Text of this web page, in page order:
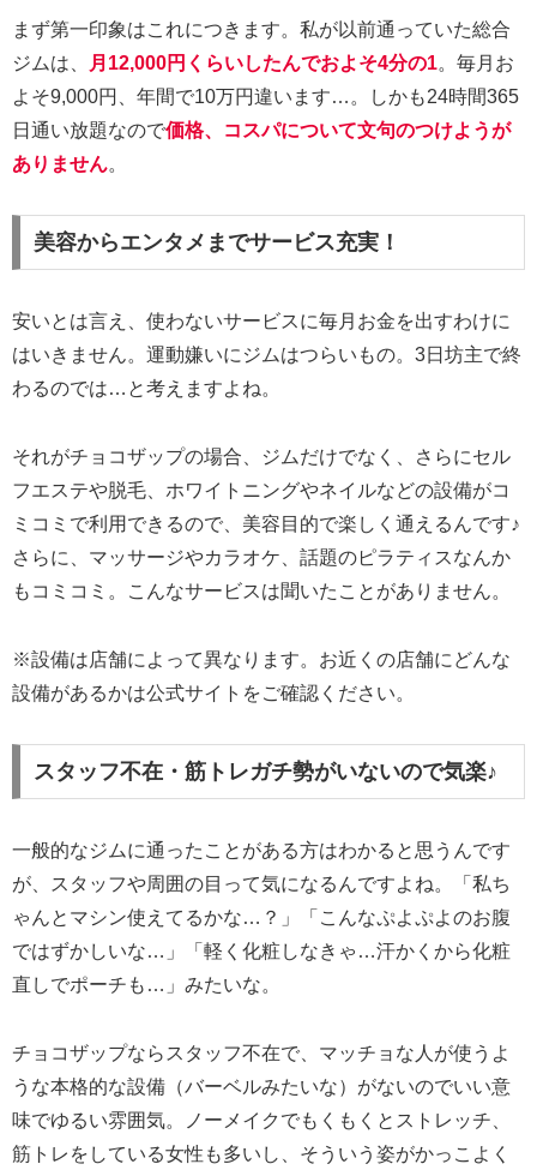
まず第一印象はこれにつきます。私が以前通っていた総合
ジムは、
月12,000円くらいしたんでおよそ4分の1。毎月お
よそ9,000円、年間で10万円違います…。しかも24時間365
日通い放題なので価格、コスパについて文句のつけようが
ありません。
美容からエンタメまでサービス充実！
安いとは言え、使わないサービスに毎月お金を出すわけに
はいきません。運動嫌いにジムはつらいもの。3日坊主で終
わるのでは…と考えますよね。
それがチョコザップの場合、ジムだけでなく、さらにセル
フエステや脱毛、ホワイトニングやネイルなどの設備がコ
ミコミで利用できるので、美容目的で楽しく通えるんです♪
さらに、マッサージやカラオケ、話題のピラティスなんか
もコミコミ。こんなサービスは聞いたことがありません。
※設備は店舗によって異なります。お近くの店舗にどんな
設備があるかは公式サイトをご確認ください。
スタッフ不在・筋トレガチ勢がいないので気楽♪
一般的なジムに通ったことがある方はわかると思うんです
が、スタッフや周囲の目って気になるんですよね。「私ち
ゃんとマシン使えてるかな…？」「こんなぷよぷよのお腹
ではずかしいな…」「軽く化粧しなきゃ…汗かくから化粧
直しでポーチも…」みたいな。
チョコザップならスタッフ不在で、マッチョな人が使うよ
うな本格的な設備（バーベルみたいな）がないのでいい意
味でゆるい雰囲気。ノーメイクでもくもくとストレッチ、
筋トレをしている女性も多いし、そういう姿がかっこよく